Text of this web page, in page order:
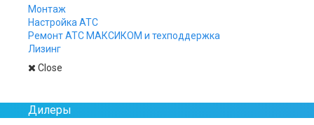
Монтаж
Настройка АТС
Ремонт АТС МАКСИКОМ и техподдержка
Лизинг
Close
Дилеры